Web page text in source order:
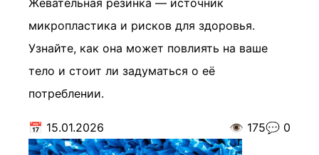
Жевательная резинка — источник
микропластика и рисков для здоровья.
Узнайте, как она может повлиять на ваше
тело и стоит ли задуматься о её
потреблении.
📅 15.01.2026 👁️ 175💬 0